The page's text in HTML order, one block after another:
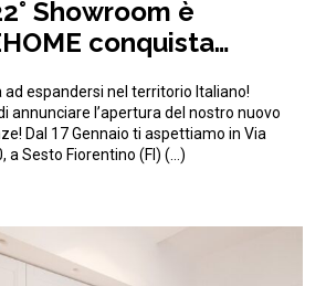
Showroom è
conquista
ad espandersi nel territorio Italiano!
annunciare l’apertura del nostro nuovo
Dal 17 Gennaio ti aspettiamo in Via
a Sesto Fiorentino (FI) (…)